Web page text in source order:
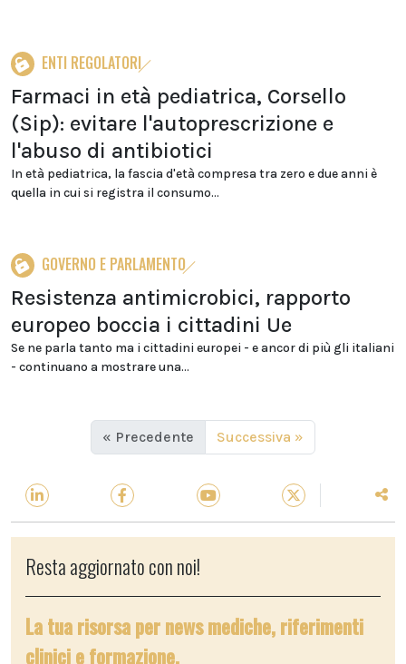
ENTI REGOLATORI
Farmaci in età pediatrica, Corsello
(Sip): evitare l'autoprescrizione e
l'abuso di antibiotici
In età pediatrica, la fascia d'età compresa tra zero e due anni è
quella in cui si registra il consumo...
GOVERNO E PARLAMENTO
Resistenza antimicrobici, rapporto
europeo boccia i cittadini Ue
Se ne parla tanto ma i cittadini europei - e ancor di più gli italiani
- continuano a mostrare una...
« Precedente Successiva »
Resta aggiornato con noi!
La tua risorsa per news mediche, riferimenti
clinici e formazione.